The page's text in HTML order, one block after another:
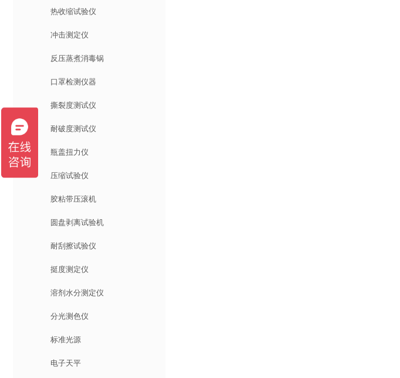
热收缩试验仪
冲击测定仪
反压蒸煮消毒锅
口罩检测仪器
撕裂度测试仪
耐破度测试仪
瓶盖扭力仪
压缩试验仪
胶粘带压滚机
圆盘剥离试验机
耐刮擦试验仪
挺度测定仪
溶剂水分测定仪
分光测色仪
标准光源
电子天平